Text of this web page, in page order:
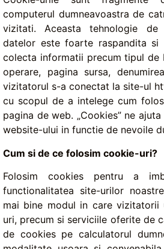
computerul dumneavoastra de
vizitati. Aceasta tehnologie
datelor este foarte raspandita si
colecta informatii precum tipul de
operare, pagina sursa,
vizitatorul s-a conectat la site-ul
cu scopul de a intelege cum
pagina de web. „Cookies” ne
website-ului in functie de nevoile
Cum si de ce folosim cookie-uri?
Folosim cookies pentru a
functionalitatea site-urilor
mai bine modul in care vizitatorii
uri, precum si serviciile oferite de
de cookies pe calculatorul